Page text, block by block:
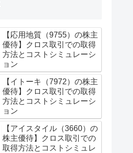
【応用地質（9755）の株主
優待】クロス取引での取得
方法とコストシミュレーシ
ョン
【イトーキ（7972）の株主
優待】クロス取引での取得
方法とコストシミュレーシ
ョン
【アイスタイル（3660）の
株主優待】クロス取引での
取得方法とコストシミュレ